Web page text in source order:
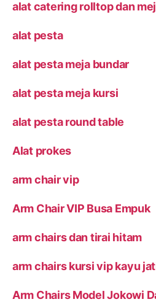
alat catering rolltop dan
alat pesta
alat pesta meja bundar
alat pesta meja kursi
alat pesta round table
Alat prokes
arm chair vip
Arm Chair VIP Busa Empuk
arm chairs dan tirai hitam
arm chairs kursi vip kayu
Arm Chairs Model Jokowi